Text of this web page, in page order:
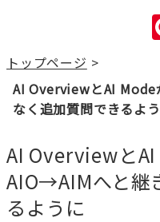
トップページ >
AI OverviewとAI Mode
なく追加質問できるよ
AI OverviewとAI
AIO→AIMへと継
るように